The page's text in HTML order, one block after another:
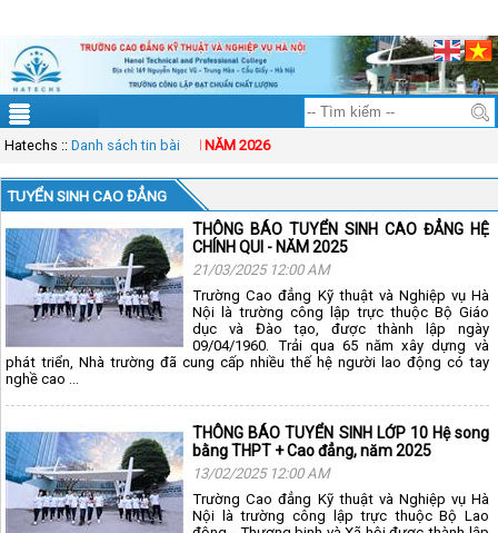
Hatechs ::Danh sách tin bài
THÔNG BÁO TUYỂN SINH NĂM 2026
TUYỂN SINH CAO ĐẲNG
THÔNG BÁO TUYỂN SINH CAO ĐẲNG HỆ
CHÍNH QUI - NĂM 2025
21/03/2025 12:00 AM
Trường Cao đẳng Kỹ thuật và Nghiệp vụ Hà
Nội là trường công lập trực thuộc Bộ Giáo
dục và Đào tạo, được thành lập ngày
09/04/1960. Trải qua 65 năm xây dựng và
phát triển, Nhà trường đã cung cấp nhiều thế hệ người lao động có tay
nghề cao ...
THÔNG BÁO TUYỂN SINH LỚP 10 Hệ song
bằng THPT + Cao đẳng, năm 2025
13/02/2025 12:00 AM
Trường Cao đẳng Kỹ thuật và Nghiệp vụ Hà
Nội là trường công lập trực thuộc Bộ Lao